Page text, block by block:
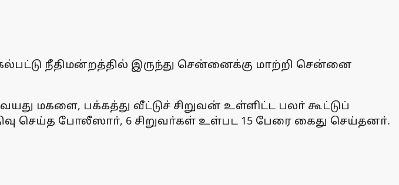
நீதிமன்றத்தில் இருந்து சென்னைக்கு மாற்றி சென்னை
மகளை, பக்கத்து வீட்டுச் சிறுவன் உள்ளிட்ட பலா் கூட்டுப்
செய்த போலீஸாா், 6 சிறுவா்கள் உள்பட 15 பேரை கைது செய்தனா்.